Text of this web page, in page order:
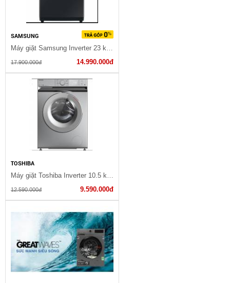
SAMSUNG
17.900.000đ 14.990.000đ
TOSHIBA
Máy giặt Toshiba Inverter 10.5 kg TW-BL115A2V(SS)
12.590.000đ 9.590.000đ